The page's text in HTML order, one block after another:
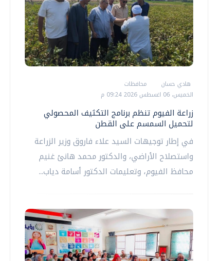
هادي حسان
محافظات
الخميس، 06 اغسطس 2026 09:24 م
زراعة الفيوم تنظم برنامج التكثيف المحصولي
لتحميل السمسم على القطن
في إطار توجيهات السيد علاء فاروق وزير الزراعة
واستصلاح الأراضي، والدكتور محمد هانئ غنيم
محافظ الفيوم، وتعليمات الدكتور أسامة دياب...